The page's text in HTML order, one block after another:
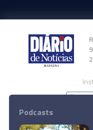
Podcasts